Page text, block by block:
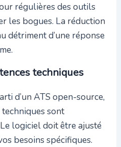
régulières des outils
les bogues. La réduction
détriment d’une réponse
techniques
d’un ATS open-source,
sont
logiciel doit être ajusté
besoins spécifiques.